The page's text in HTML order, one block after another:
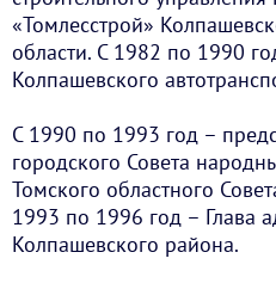
«Томлесстрой»
области. С 1982 по 1990
Колпашевского
С 1990 по 1993 год –
городского Совета
Томского областного
1993 по 1996 год – Глава
Колпашевского района.